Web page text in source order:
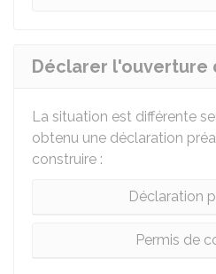
Déclarer l'ouverture
La situation est différente
obtenu une déclaration
construire :
Déclaration
Permis de